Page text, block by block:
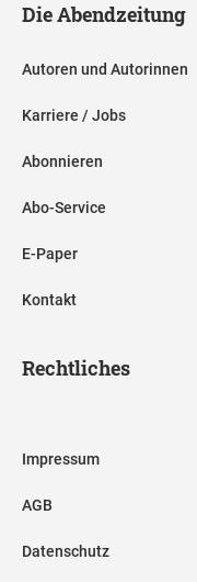
Die Abendzeitung
Autoren und Autorinnen
Karriere / Jobs
Abonnieren
Abo-Service
E-Paper
Kontakt
Rechtliches
Impressum
AGB
Datenschutz